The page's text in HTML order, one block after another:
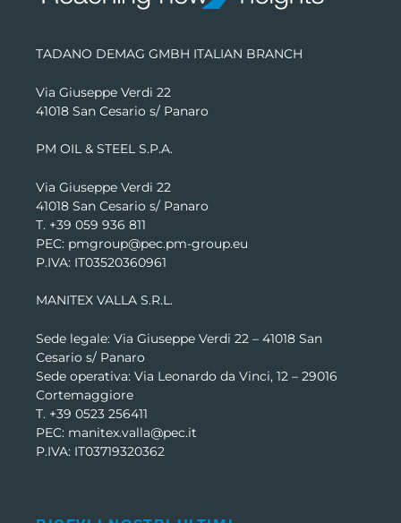
TADANO DEMAG GMBH ITALIAN BRANCH
Via Giuseppe Verdi 22
41018 San Cesario s/ Panaro
PM OIL & STEEL S.P.A.
Via Giuseppe Verdi 22
41018 San Cesario s/ Panaro
T. +39 059 936 811
PEC: pmgroup@pec.pm-group.eu
P.IVA: IT03520360961
MANITEX VALLA S.R.L.
Sede legale: Via Giuseppe Verdi 22 – 41018 San
Cesario s/ Panaro
Sede operativa: Via Leonardo da Vinci, 12 – 29016
Cortemaggiore
T. +39 0523 256411
PEC: manitex.valla@pec.it
P.IVA: IT03719320362